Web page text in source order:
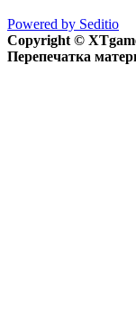
Powered by Seditio
Copyright ©
Перепечатка